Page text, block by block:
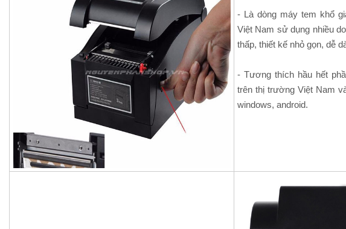
- Là dòng máy tem khổ
Việt Nam sử dụng nhiều
thấp, thiết kế nhỏ gọn, dễ
- Tương thích hầu hết
trên thị trường Việt Nam
windows, android.